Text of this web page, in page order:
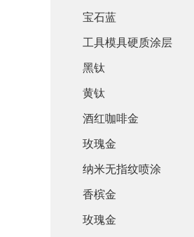
宝石蓝
工具模具硬质涂层
黑钛
黄钛
酒红咖啡金
玫瑰金
纳米无指纹喷涂
香槟金
玫瑰金